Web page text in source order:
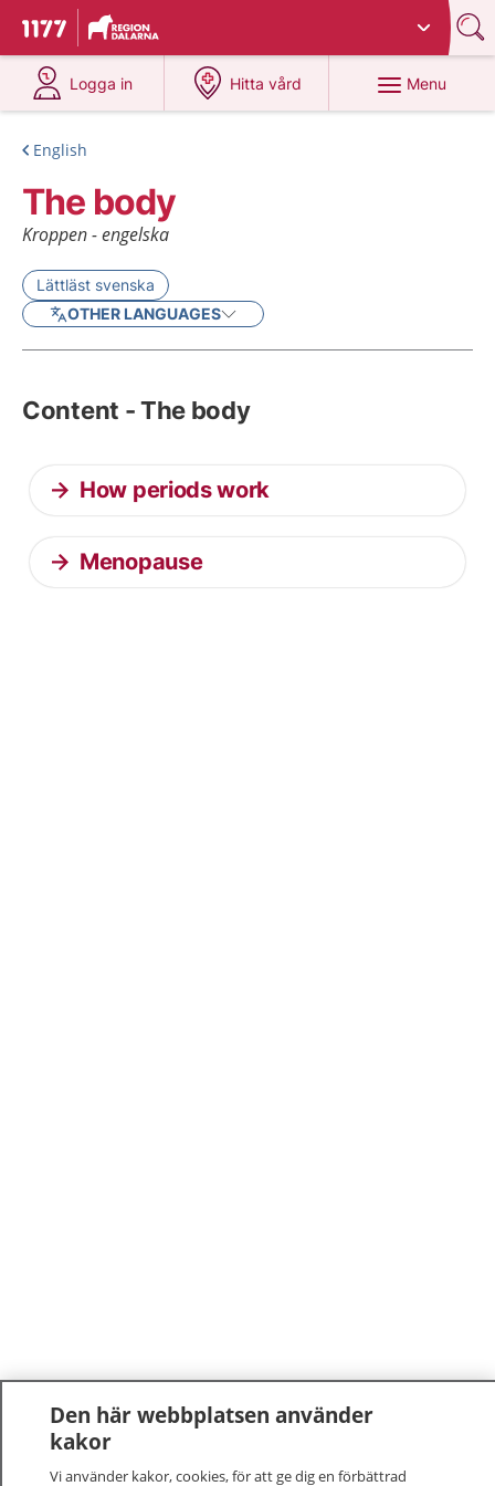
To start page for 1177
Du har valt region
Logga in
at 1177.se
Hitta vård
at 1177.se
Menu
English
The body
Kroppen - engelska
Lättläst svenska
OTHER LANGUAGES
Content - The body
How periods work
Menopause
Den här webbplatsen använder
kakor
Vi använder kakor, cookies, för att ge dig en förbättrad